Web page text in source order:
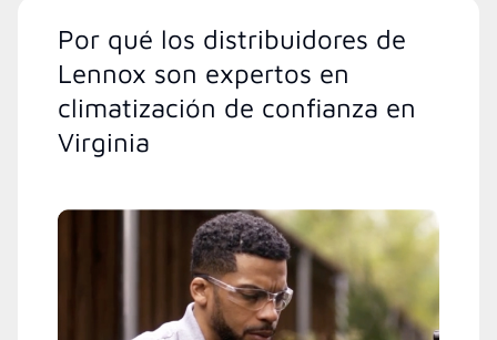
Por qué los distribuidores de
Lennox son expertos en
climatización de confianza en
Virginia